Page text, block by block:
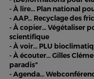
- À lire... Plan national
- AAP... Recyclage des
- À copier... Végétaliser
scientifique
- À voir... PLU
- À écouter... Gilles
paradis"
- Agenda...